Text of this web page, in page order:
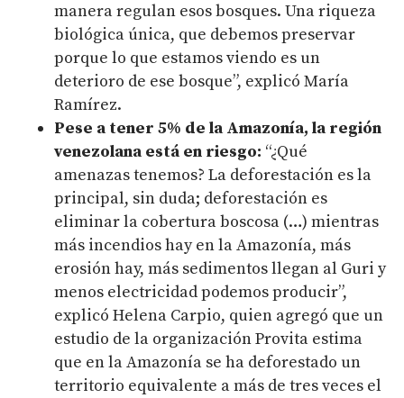
manera regulan esos bosques. Una riqueza
biológica única, que debemos preservar
porque lo que estamos viendo es un
deterioro de ese bosque”, explicó María
Ramírez.
Pese a tener 5% de la Amazonía, la región
venezolana está en riesgo: “¿Qué
amenazas tenemos? La deforestación es la
principal, sin duda; deforestación es
eliminar la cobertura boscosa (…) mientras
más incendios hay en la Amazonía, más
erosión hay, más sedimentos llegan al Guri y
menos electricidad podemos producir”,
explicó Helena Carpio, quien agregó que un
estudio de la organización Provita estima
que en la Amazonía se ha deforestado un
territorio equivalente a más de tres veces el